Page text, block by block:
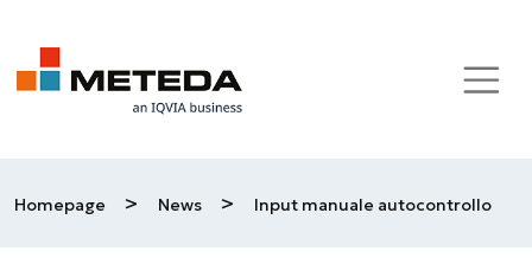
Skip to main content
Homepage > News > Input manuale autocontrollo